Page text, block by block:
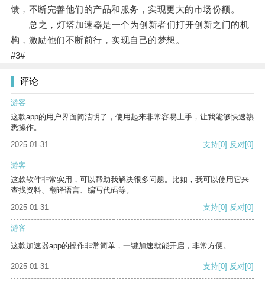
馈，不断完善他们的产品和服务，实现更大的市场份额。
总之，灯塔加速器是一个为创新者们打开创新之门的机
构，激励他们不断前行，实现自己的梦想。
#3#
评论
游客
这款app的用户界面简洁明了，使用起来非常容易上手，让我能够快速熟
悉操作。
2025-01-31
支持[0] 反对[0]
游客
这款软件非常实用，可以帮助我解决很多问题。比如，我可以使用它来
查找资料、翻译语言、编写代码等。
2025-01-31
支持[0] 反对[0]
游客
这款加速器app的操作非常简单，一键加速就能开启，非常方便。
2025-01-31 支持[0] 反对[0]